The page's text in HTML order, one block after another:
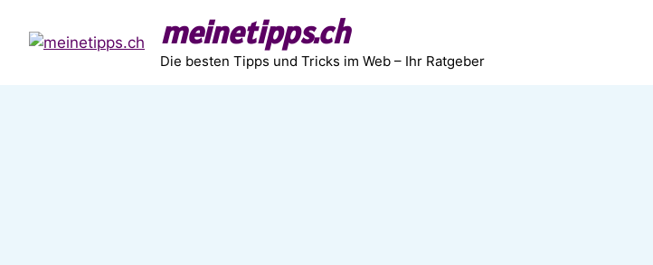
Inhalt
springen
meinetipps.ch
Die besten Tipps und Tricks im Web – Ihr Ratgeber